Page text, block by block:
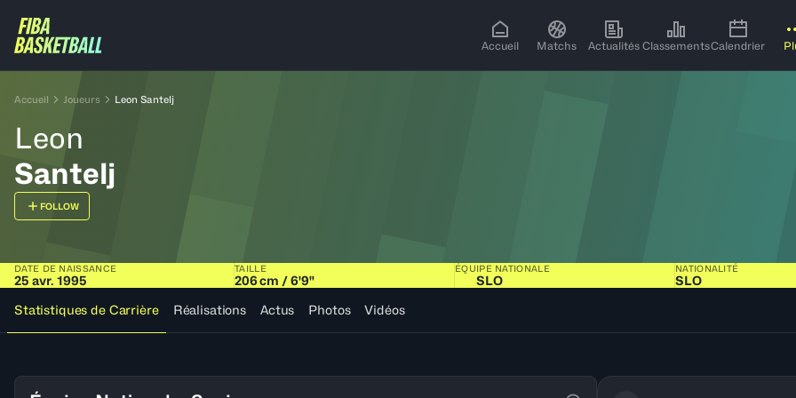
Accueil Matchs Actualités ClassementsCalendrier
Accueil Joueurs Leon Santelj
Leon
Santelj
FOLLOW
DATE DE NAISSANCE
25 avr. 1995
TAILLE
206 cm / 6'9"
ÉQUIPE NATIONALE
SLO
NATIONALITÉ
SLO
Statistiques de Carrière
Réalisations Actus Photos Vidéos